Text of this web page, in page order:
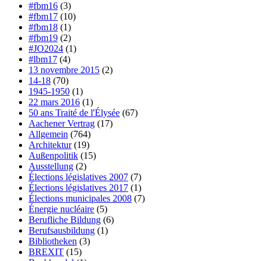
#fbm16 (3)
#fbm17 (10)
#fbm18 (1)
#fbm19 (2)
#JO2024 (1)
#lbm17 (4)
13 novembre 2015 (2)
14-18 (70)
1945-1950 (1)
22 mars 2016 (1)
50 ans Traité de l'Élysée (67)
Aachener Vertrag (17)
Allgemein (764)
Architektur(19)
Außenpolitik (15)
Ausstellung (2)
Élections législatives 2007 (7)
Élections législatives 2017 (1)
Élections municipales 2008 (7)
Énergie nucléaire (5)
Berufliche Bildung (6)
Berufsausbildung (1)
Bibliotheken (3)
BREXIT (15)